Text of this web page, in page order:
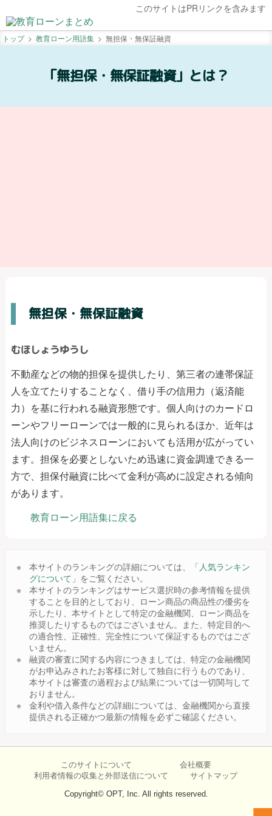
このサイトはPRリンクを含みます
トップ 教育ローン用語集 無担保・無保証融資
「無担保・無保証融資」とは？
無担保・無保証融資
むほしょうゆうし
不動産などの物的担保を提供したり、第三者の連帯保証
人を立てたりすることなく、借り手の信用力（返済能
力）を基に行われる融資形態です。個人向けのカードロ
ーンやフリーローンでは一般的に見られるほか、近年は
法人向けのビジネスローンにおいても活用が広がってい
ます。担保を必要としないため迅速に資金調達できる一
方で、担保付融資に比べて金利が高めに設定される傾向
があります。
教育ローン用語集に戻る
本サイトのランキングの詳細については、「 人気ランキン
グについて 」をご覧ください。
本サイトのランキングはサービス選択時の参考情報を提供
することを目的としており、ローン商品の商品性の優劣を
示したり、本サイトとして特定の金融機関、ローン商品を
推奨したりするものではございません。また、特定目的へ
の適合性、正確性、完全性について保証するものではござ
いません。
融資の審査に関する内容につきましては、特定の金融機関
がお申込みされたお客様に対して独自に行うものであり、
本サイトは審査の過程および結果については一切関与して
おりません。
金利や借入条件などの詳細については、金融機関から直接
提供される正確かつ最新の情報を必ずご確認ください。
このサイトについて
会社概要
利用者情報の収集と外部送信について
サイトマップ
Copyright© OPT, Inc. All rights reserved.